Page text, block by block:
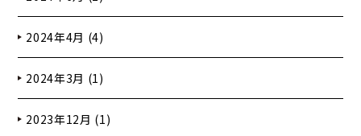
2024年4月 (4)
2024年3月 (1)
2023年12月 (1)